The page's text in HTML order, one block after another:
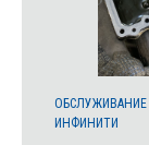
ОБСЛУЖИВАНИЕ
ИНФИНИТИ